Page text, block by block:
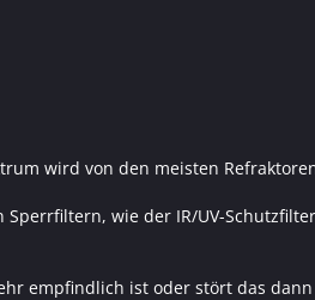
wird von den meisten
wie der IR/UV-
empfindlich ist oder stört das